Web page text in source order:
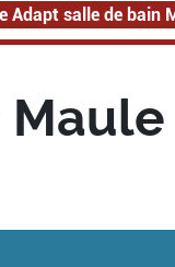
Adapt salle de bain